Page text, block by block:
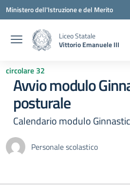
Vai ai contenuti
Vai al menu di navigazione
Vai al footer
Ministero dell'Istruzione e del Merito
Liceo Statale
Vittorio Emanuele III
circolare 32
Avvio modulo
posturale
Calendario modulo
Personale scolastico